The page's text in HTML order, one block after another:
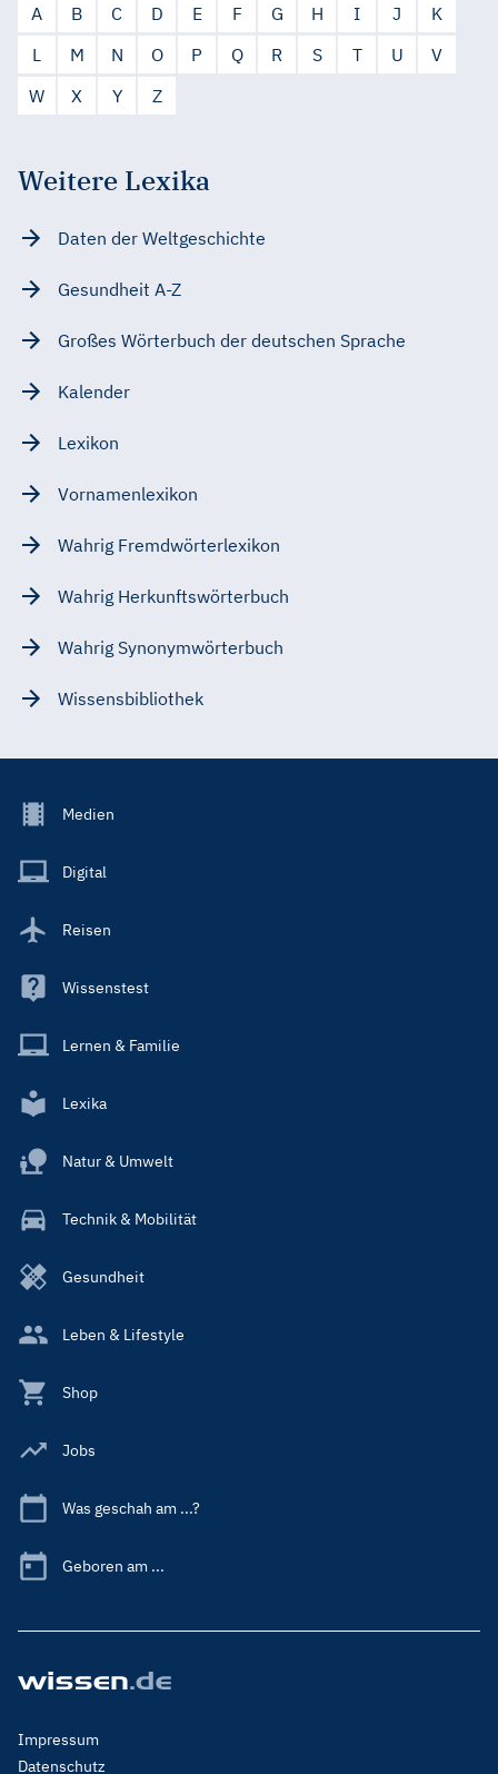
A B C D E F G H I J
K
L
M N O P Q R S T U
V
W
X Y Z
Weitere Lexika
Daten der Weltgeschichte
Gesundheit A-Z
Großes Wörterbuch der deutschen Sprache
Kalender
Lexikon
Vornamenlexikon
Wahrig Fremdwörterlexikon
Wahrig Herkunftswörterbuch
Wahrig Synonymwörterbuch
Wissensbibliothek
Footer
Main
Medien
Digital
Reisen
Wissenstest
Lernen & Familie
Lexika
Natur & Umwelt
Technik & Mobilität
Gesundheit
Leben & Lifestyle
Shop
Jobs
Was geschah am ...?
Geboren am ...
Footer
Menu
Impressum
Datenschutz